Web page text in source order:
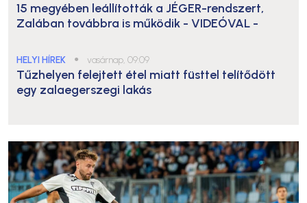
15 megyében leállították a JÉGER-rendszert,
Zalában továbbra is működik - VIDEÓVAL -
HELYI HÍREK ● vasárnap, 09:09
Tűzhelyen felejtett étel miatt füsttel telítődött
egy zalaegerszegi lakás